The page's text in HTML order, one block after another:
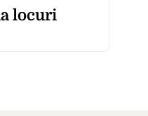
locuri